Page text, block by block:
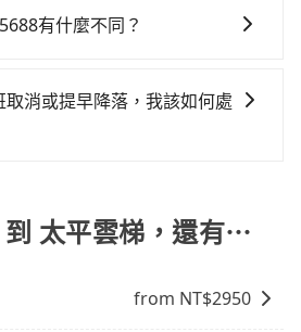
車上，現在還不馬上來預約
像在開樂透一樣。另外，偶爾也
人來說就有不小的風險。最後，
方便，但實際使用時還是有其區
元計程車，並非市面上違法的白
有什麼不同？
接送服務，價格透明且無隱藏費
擇。55688則是台灣知名的計程
消或提早降落，我該如何處
順利離開機場。但如事先沒有告
才發現旅客入境時間有耽誤，
被迫取消且在原預定上飛機時間
到 太平雲梯，還有⋯
from NT$2950